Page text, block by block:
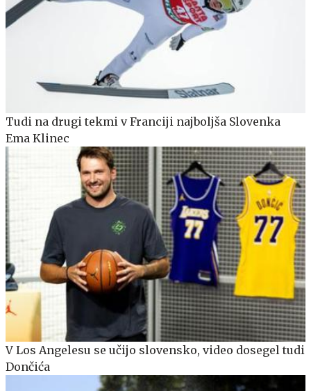
Tudi na drugi tekmi v Franciji najboljša Slovenka
Ema Klinec
V Los Angelesu se učijo slovensko, video dosegel tudi
Dončića